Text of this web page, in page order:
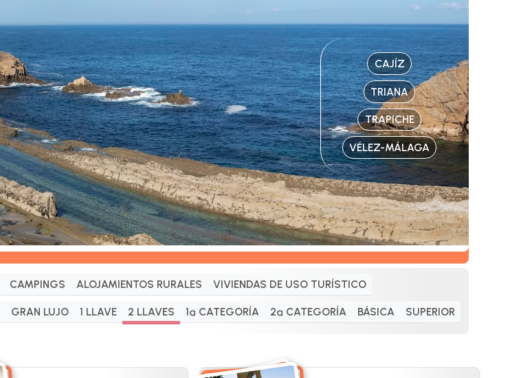
CAJÍZ
TRIANA
TRAPICHE
VÉLEZ-MÁLAGA
CAMPINGS ALOJAMIENTOS RURALES VIVIENDAS DE USO TURÍSTICO
GRAN LUJO 1 LLAVE 2 LLAVES 1ª CATEGORÍA 2ª CATEGORÍA BÁSICA SUPERIOR